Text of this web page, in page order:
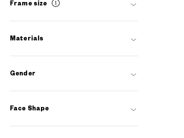
Frame size
Materials
Gender
Face Shape